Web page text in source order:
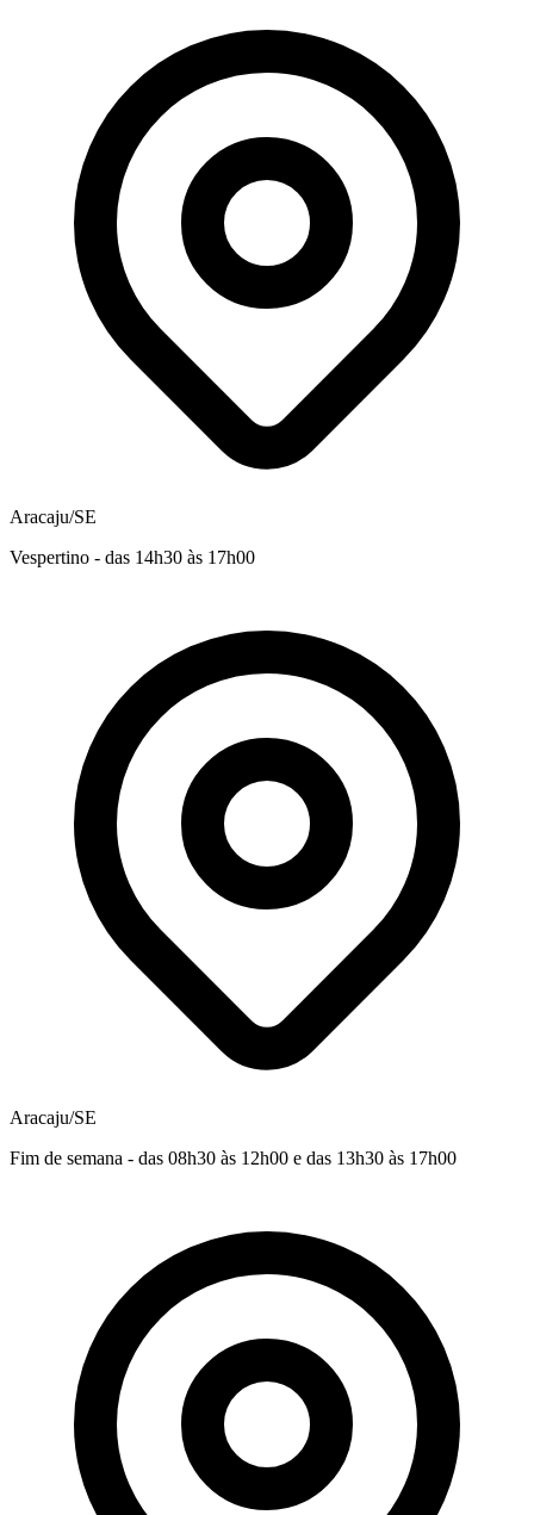
Aracaju/SE
Vespertino - das 14h30 às 17h00
Aracaju/SE
Fim de semana - das 08h30 às 12h00 e das 13h30 às 17h00